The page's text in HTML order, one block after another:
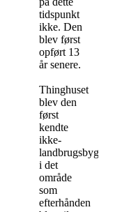
tidspunkt
ikke. Den
blev først
opført 13
år senere.
Thinghuset
blev den
først
kendte
ikke-
landbrugsbygning
i det
område
som
efterhånden